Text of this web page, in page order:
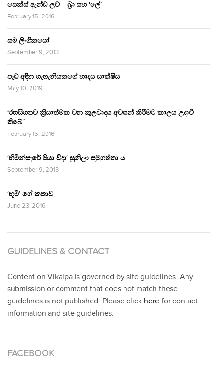
සෙක්ස් ඇන්ඩ් ලව් – බ්‍රා සහ ‘ලේ’
February 15, 2016
සම ලිංගිකයෝ
September 9, 2013
පෑඩ් අඳින ගැහැනියකගේ හෘදය සාක්ෂිය
May 10, 2019
‘රහසිගතව ක්‍රියාත්මක වන කුලවාදය අවසන් කිරීමට කාලය උදාවී
තිබේ.’
February 15, 2016
‘හිමින්සැරේ පියා විදා‘ සුනිලා සමුගත්තා ය.
September 9, 2013
‘භූමි’ ගේ කතාව
June 23, 2016
GUIDELINES & CONTACT
Content on Vikalpa is governed by site guidelines. Any
submission or comment that does not match these
guidelines is not published. Please click here for contact
information and site guidelines.
FACEBOOK